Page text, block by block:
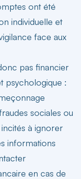
ont été
individuelle et
face aux
pas financier
psychologique :
sociales ou
à ignorer
informations
en cas de